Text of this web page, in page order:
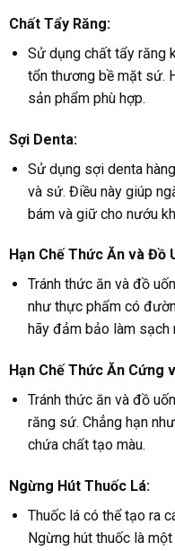
Chất Tẩy Răng:
Sử dụng chất tẩy răng
tổn thương bề mặt sứ.
sản phẩm phù hợp.
Sợi Denta:
Sử dụng sợi denta
và sứ. Điều này giúp
bám và giữ cho nướu
Hạn Chế Thức Ăn và Đồ
Tránh thức ăn và đồ
như thực phẩm có
hãy đảm bảo làm sạch
Hạn Chế Thức Ăn Cứng
Tránh thức ăn và đồ
răng sứ. Chẳng hạn
chứa chất tạo màu.
Ngừng Hút Thuốc Lá:
Thuốc lá có thể tạo ra
Ngừng hút thuốc là